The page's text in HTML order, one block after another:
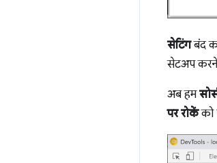
सेटिंगबंद
सेटअप करने
अब हम
पर रोकेंको